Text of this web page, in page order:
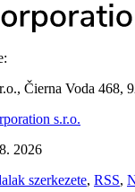
Čierna Voda 468,
s.r.o.
2026
szerkezete, RSS,